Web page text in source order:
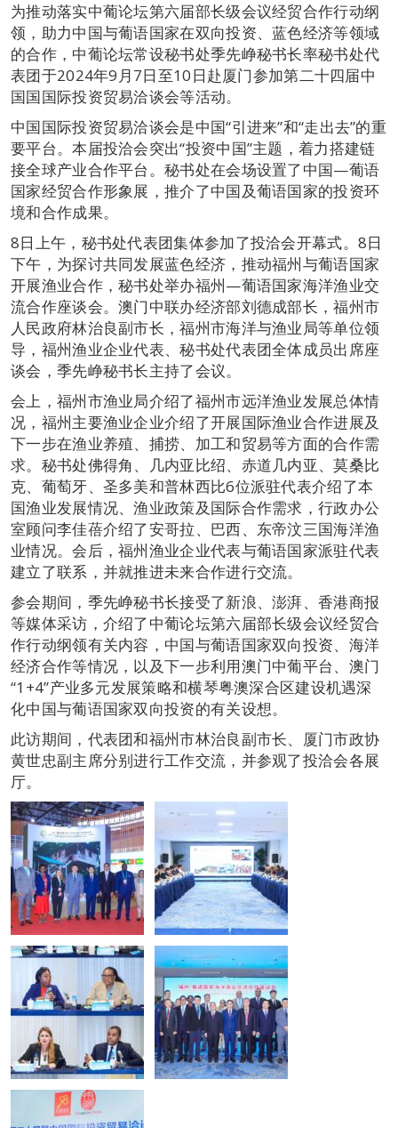
为推动落实中葡论坛第六届部长级会议经贸合作行动纲
领，助力中国与葡语国家在双向投资、蓝色经济等领域
的合作，中葡论坛常设秘书处季先峥秘书长率秘书处代
表团于2024年9月7日至10日赴厦门参加第二十四届中
国国国际投资贸易洽谈会等活动。
中国国际投资贸易洽谈会是中国“引进来”和“走出去”的重
要平台。本届投洽会突出“投资中国”主题，着力搭建链
接全球产业合作平台。秘书处在会场设置了中国—葡语
国家经贸合作形象展，推介了中国及葡语国家的投资环
境和合作成果。
8日上午，秘书处代表团集体参加了投洽会开幕式。8日
下午，为探讨共同发展蓝色经济，推动福州与葡语国家
开展渔业合作，秘书处举办福州—葡语国家海洋渔业交
流合作座谈会。澳门中联办经济部刘德成部长，福州市
人民政府林治良副市长，福州市海洋与渔业局等单位领
导，福州渔业企业代表、秘书处代表团全体成员出席座
谈会，季先峥秘书长主持了会议。
会上，福州市渔业局介绍了福州市远洋渔业发展总体情
况，福州主要渔业企业介绍了开展国际渔业合作进展及
下一步在渔业养殖、捕捞、加工和贸易等方面的合作需
求。秘书处佛得角、几内亚比绍、赤道几内亚、莫桑比
克、葡萄牙、圣多美和普林西比6位派驻代表介绍了本
国渔业发展情况、渔业政策及国际合作需求，行政办公
室顾问李佳蓓介绍了安哥拉、巴西、东帝汶三国海洋渔
业情况。会后，福州渔业企业代表与葡语国家派驻代表
建立了联系，并就推进未来合作进行交流。
参会期间，季先峥秘书长接受了新浪、澎湃、香港商报
等媒体采访，介绍了中葡论坛第六届部长级会议经贸合
作行动纲领有关内容，中国与葡语国家双向投资、海洋
经济合作等情况，以及下一步利用澳门中葡平台、澳门
“1+4”产业多元发展策略和横琴粤澳深合区建设机遇深
化中国与葡语国家双向投资的有关设想。
此访期间，代表团和福州市林治良副市长、厦门市政协
黄世忠副主席分别进行工作交流，并参观了投洽会各展
厅。